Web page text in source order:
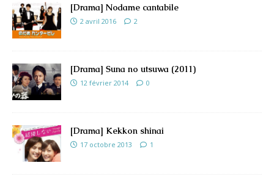
[Drama] Nodame cantabile
2 avril 2016 2
[Drama] Suna no utsuwa (2011)
12 février 2014 0
[Drama] Kekkon shinai
17 octobre 2013 1